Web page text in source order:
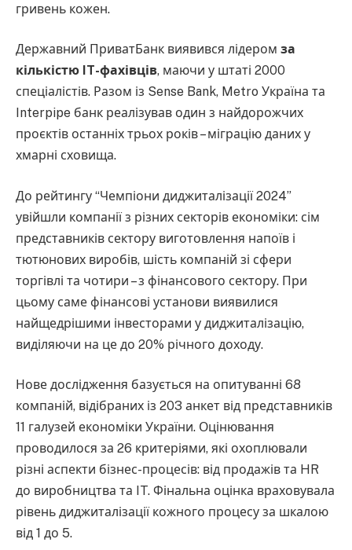
гривень кожен.
Державний ПриватБанк виявився лідером за
кількістю IT-фахівців, маючи у штаті 2000
спеціалістів. Разом із Sense Bank, Metro Україна та
Interpipe банк реалізував один з найдорожчих
проєктів останніх трьох років – міграцію даних у
хмарні сховища.
До рейтингу “Чемпіони диджиталізації 2024”
увійшли компанії з різних секторів економіки: сім
представників сектору виготовлення напоїв і
тютюнових виробів, шість компаній зі сфери
торгівлі та чотири – з фінансового сектору. При
цьому саме фінансові установи виявилися
найщедрішими інвесторами у диджиталізацію,
виділяючи на це до 20% річного доходу.
Нове дослідження базується на опитуванні 68
компаній, відібраних із 203 анкет від представників
11 галузей економіки України. Оцінювання
проводилося за 26 критеріями, які охоплювали
різні аспекти бізнес-процесів: від продажів та HR
до виробництва та IT. Фінальна оцінка враховувала
рівень диджиталізації кожного процесу за шкалою
від 1 до 5.